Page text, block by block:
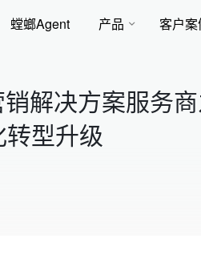
螳螂Agent 产品 客户案
销解决方案服务
型升级